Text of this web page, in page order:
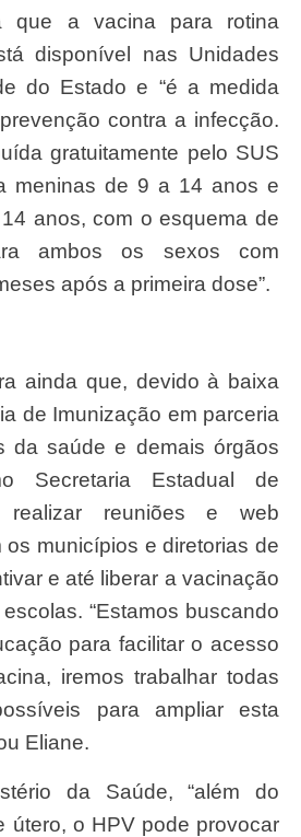
que a vacina para rotina
disponível nas Unidades
do Estado e “é a medida
contra a infecção.
gratuitamente pelo SUS
meninas de 9 a 14 anos e
anos, com o esquema de
ambos os sexos com
após a primeira dose”.
de Imunização em parceria
da saúde e demais órgãos
Secretaria Estadual de
realizar reuniões e web
municípios e diretorias de
e até liberar a vacinação
“Estamos buscando
para facilitar o acesso
iremos trabalhar todas
para ampliar esta
Eliane.
útero, o HPV pode provocar